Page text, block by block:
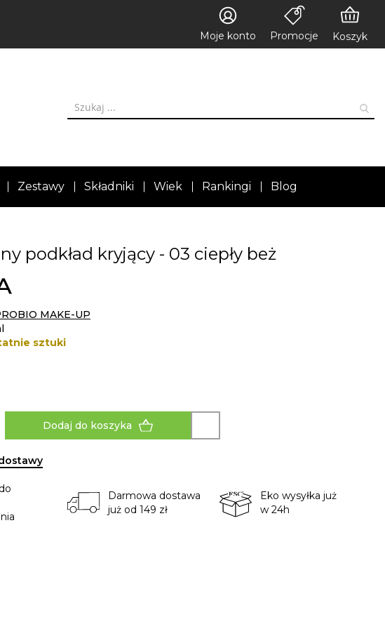
Moje konto Promocje Koszyk
Zestawy Składniki Wiek Rankingi Blog
podkład kryjący - 03 ciepły beż
MAKE-UP
sztuki
Dodaj do koszyka
Darmowa dostawa
już od 149 zł
Eko wysyłka już
w 24h